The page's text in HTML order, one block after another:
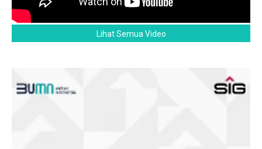
Lihat Semua Video